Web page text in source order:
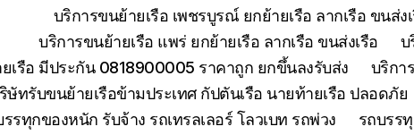
บริการขนย้ายเรือ เพชรบูรณ์ ยกย้ายเรือ ลากเรือ ขนส่ง
บริการขนย้ายเรือ แพร่ ยกย้ายเรือ ลากเรือ ขนส่งเรือ
บ
เรือ มีประกัน 0818900005 ราคาถูก ยกขึ้นลงรับส่ง
บริกา
ษัทรับขนย้ายเรือข้ามประเทศ กัปตันเรือ นายท้ายเรือ ปลอดภัย
รรทุกของหนัก รับจ้าง รถเทรลเลอร์ โลวเบท รถพ่วง
รถบรร